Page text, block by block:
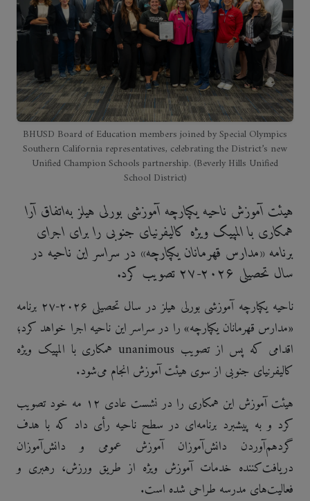
BHUSD Board of Education members joined by Special Olympics
Southern California representatives, celebrating the District’s new
Unified Champion Schools partnership. (Beverly Hills Unified
School District)
هیئت آموزش ناحیه یکپارچه آموزشی بورلی هیلز به‌اتفاق آرا
همکاری با المپیک ویژه کالیفرنیای جنوبی را برای اجرای
برنامه «مدارس قهرمانان یکپارچه» در سراسر این ناحیه در
سال تحصیلی ۲۰۲۶-۲۷ تصویب کرد.
ناحیه یکپارچه آموزشی بورلی هیلز در سال تحصیلی ۲۰۲۶-۲۷ برنامه
«مدارس قهرمانان یکپارچه» را در سراسر این ناحیه اجرا خواهد کرد؛
اقدامی که پس از تصویب unanimous همکاری با المپیک ویژه
کالیفرنیای جنوبی از سوی هیئت آموزش انجام می‌شود.
هیئت آموزش این همکاری را در نشست عادی ۱۲ مه خود تصویب
کرد و به پیشبرد برنامه‌ای در سطح ناحیه رأی داد که با هدف
گردهم‌آوردن دانش‌آموزان آموزش عمومی و دانش‌آموزان
دریافت‌کننده خدمات آموزش ویژه از طریق ورزش، رهبری و
فعالیت‌های مدرسه طراحی شده است.